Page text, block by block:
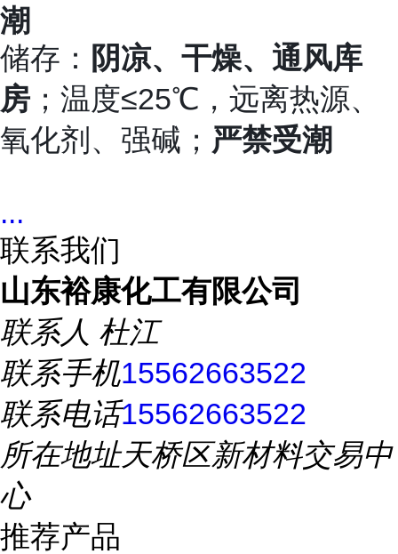
潮
储存： 阴凉、干燥、通风库
房 ；温度≤25℃，远离热源、
氧化剂、强碱； 严禁受潮
...
联系我们
山东裕康化工有限公司
联系人 杜江
联系手机15562663522
联系电话15562663522
所在地址天桥区新材料交易中
心
推荐产品